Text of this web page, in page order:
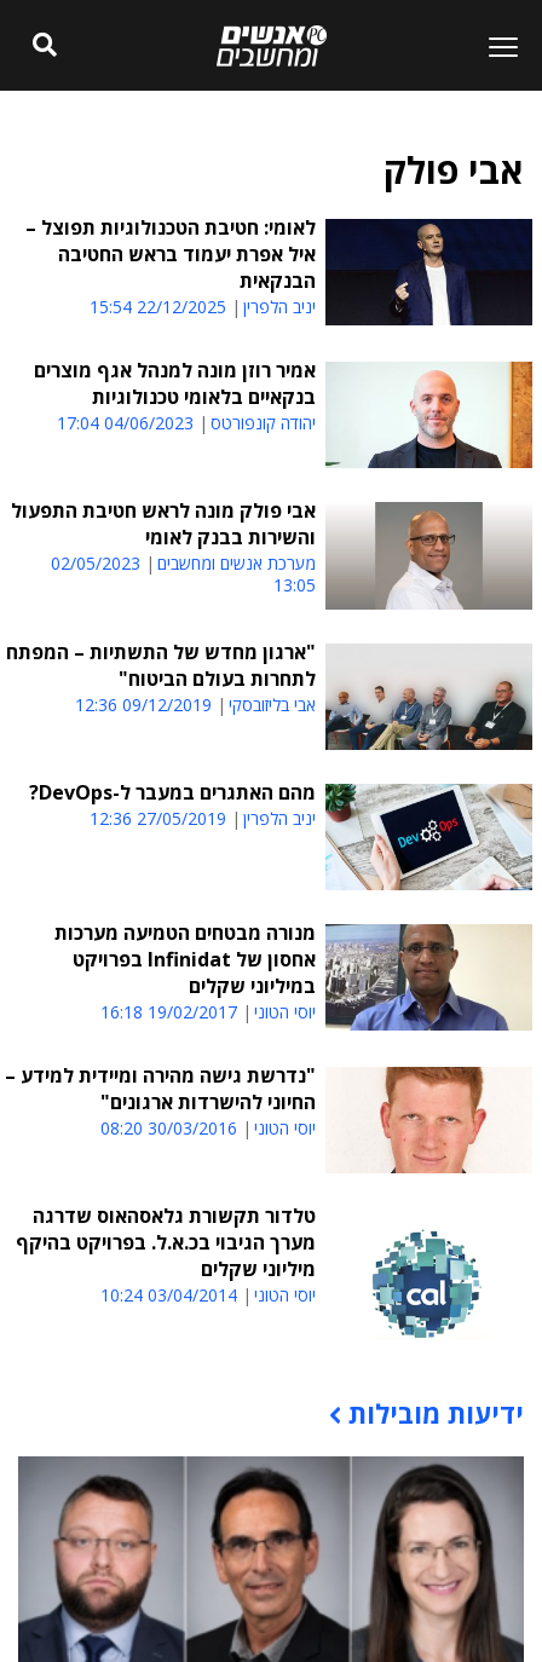
אבי פולק
לאומי: חטיבת הטכנולוגיות תפוצל –
איל אפרת יעמוד בראש החטיבה
הבנקאית
יניב הלפרין 22/12/2025 15:54
אמיר רוזן מונה למנהל אגף מוצרים
בנקאיים בלאומי טכנולוגיות
יהודה קונפורטס 04/06/2023 17:04
אבי פולק מונה לראש חטיבת התפעול
והשירות בבנק לאומי
מערכת אנשים ומחשבים
02/05/2023
13:05
"ארגון מחדש של התשתיות – המפתח
לתחרות בעולם הביטוח"
אבי בליזובסקי 09/12/2019 12:36
מהם האתגרים במעבר ל-DevOps?
יניב הלפרין 27/05/2019 12:36
מנורה מבטחים הטמיעה מערכות
אחסון של Infinidat בפרויקט
במיליוני שקלים
יוסי הטוני 19/02/2017 16:18
"נדרשת גישה מהירה ומיידית למידע –
החיוני להישרדות ארגונים"
יוסי הטוני 30/03/2016 08:20
טלדור תקשורת גלאסהאוס שדרגה
מערך הגיבוי בכ.א.ל. בפרויקט בהיקף
מיליוני שקלים
יוסי הטוני 03/04/2014 10:24
תוכן פרסומי
ידיעות מובילות